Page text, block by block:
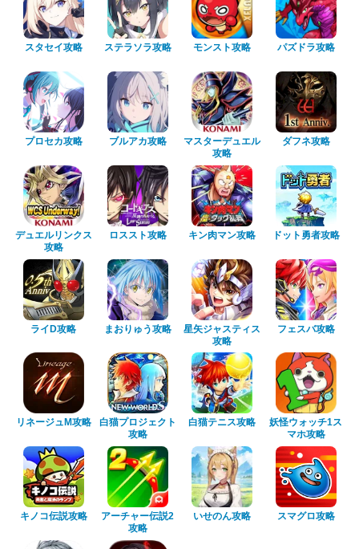
スタセイ攻略 ステラソラ攻略 モンスト攻略 パズドラ攻略
プロセカ攻略 ブルアカ攻略
マスターデュエル
攻略
ダフネ攻略
デュエルリンクス
攻略
ロススト攻略 キン肉マン攻略 ドット勇者攻略
ライD攻略 まおりゅう攻略
星矢ジャスティス
攻略
フェスバ攻略
リネージュM攻略
白猫プロジェクト
攻略
白猫テニス攻略
妖怪ウォッチ1ス
マホ攻略
キノコ伝説攻略
アーチャー伝説2
攻略
いせのん攻略 スマグロ攻略